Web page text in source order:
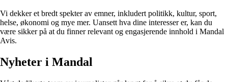
Vi dekker et bredt spekter av emner, inkludert politikk, kultur, sport,
helse, økonomi og mye mer. Uansett hva dine interesser er, kan du
være sikker på at du finner relevant og engasjerende innhold i Mandal
Avis.
Nyheter i Mandal